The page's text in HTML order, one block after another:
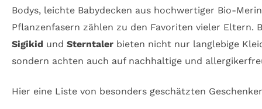
Bodys, leichte Babydecken aus hochwertiger Bio-
Pflanzenfasern zählen zu den Favoriten vieler Eltern.
Sigikid und Sterntaler bieten nicht nur langlebige
sondern achten auch auf nachhaltige und
Hier eine Liste von besonders geschätzten